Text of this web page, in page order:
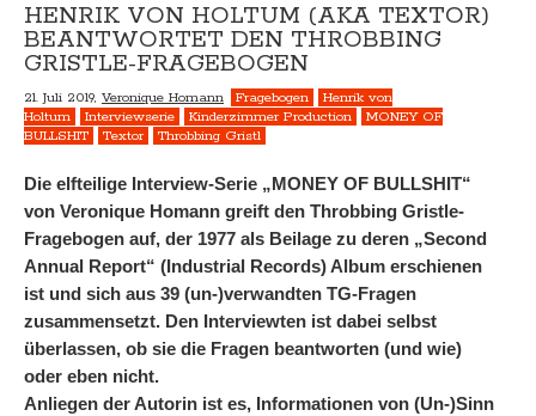
HENRIK VON HOLTUM (AKA TEXTOR)
BEANTWORTET DEN THROBBING
GRISTLE-FRAGEBOGEN
21. Juli 2019, Veronique Homann Fragebogen
Henrik von
Holtum
Interviewserie Kinderzimmer Production
MONEY OF
BULLSHIT
Textor Throbbing Gristl
Die elfteilige Interview-Serie „MONEY OF BULLSHIT“
von Veronique Homann greift den Throbbing Gristle-
Fragebogen auf, der 1977 als Beilage zu deren „Second
Annual Report“ (Industrial Records) Album erschienen
ist und sich aus 39 (un-)verwandten TG-Fragen
zusammensetzt. Den Interviewten ist dabei selbst
überlassen, ob sie die Fragen beantworten (und wie)
oder eben nicht.
Anliegen der Autorin ist es, Informationen von (Un-)Sinn